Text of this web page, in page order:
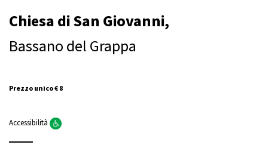
Chiesa di San Giovanni,
Bassano del Grappa
Prezzo unico € 8
Accessibilità